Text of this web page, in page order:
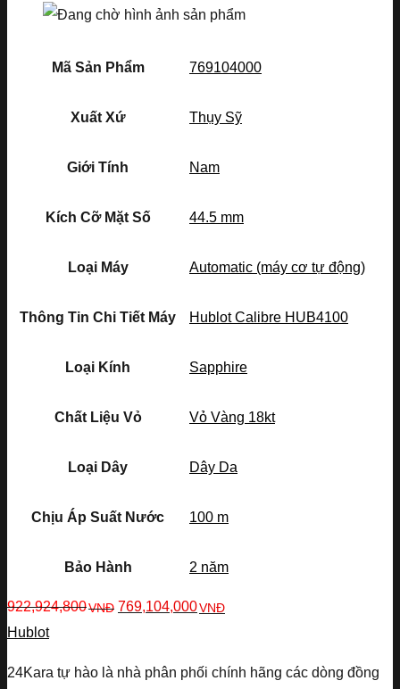
Mã Sản Phẩm 769104000
Xuất Xứ Thụy Sỹ
Giới Tính Nam
Kích Cỡ Mặt Số 44.5 mm
Loại Máy Automatic (máy cơ tự động)
Thông Tin Chi Tiết Máy Hublot Calibre HUB4100
Loại Kính Sapphire
Chất Liệu Vỏ Vỏ Vàng 18kt
Loại Dây Dây Da
Chịu Áp Suất Nước 100 m
Bảo Hành 2 năm
922,924,800VNĐ 769,104,000VNĐ
Hublot
24Kara tự hào là nhà phân phối chính hãng các dòng đồng